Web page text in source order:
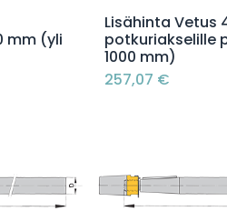
mm (yli
Lisää
Lisähinta Vetus
potkuriakselille
1000 mm)
257,07 €